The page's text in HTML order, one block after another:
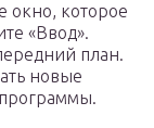
окно, которое
«Ввод».
план.
новые